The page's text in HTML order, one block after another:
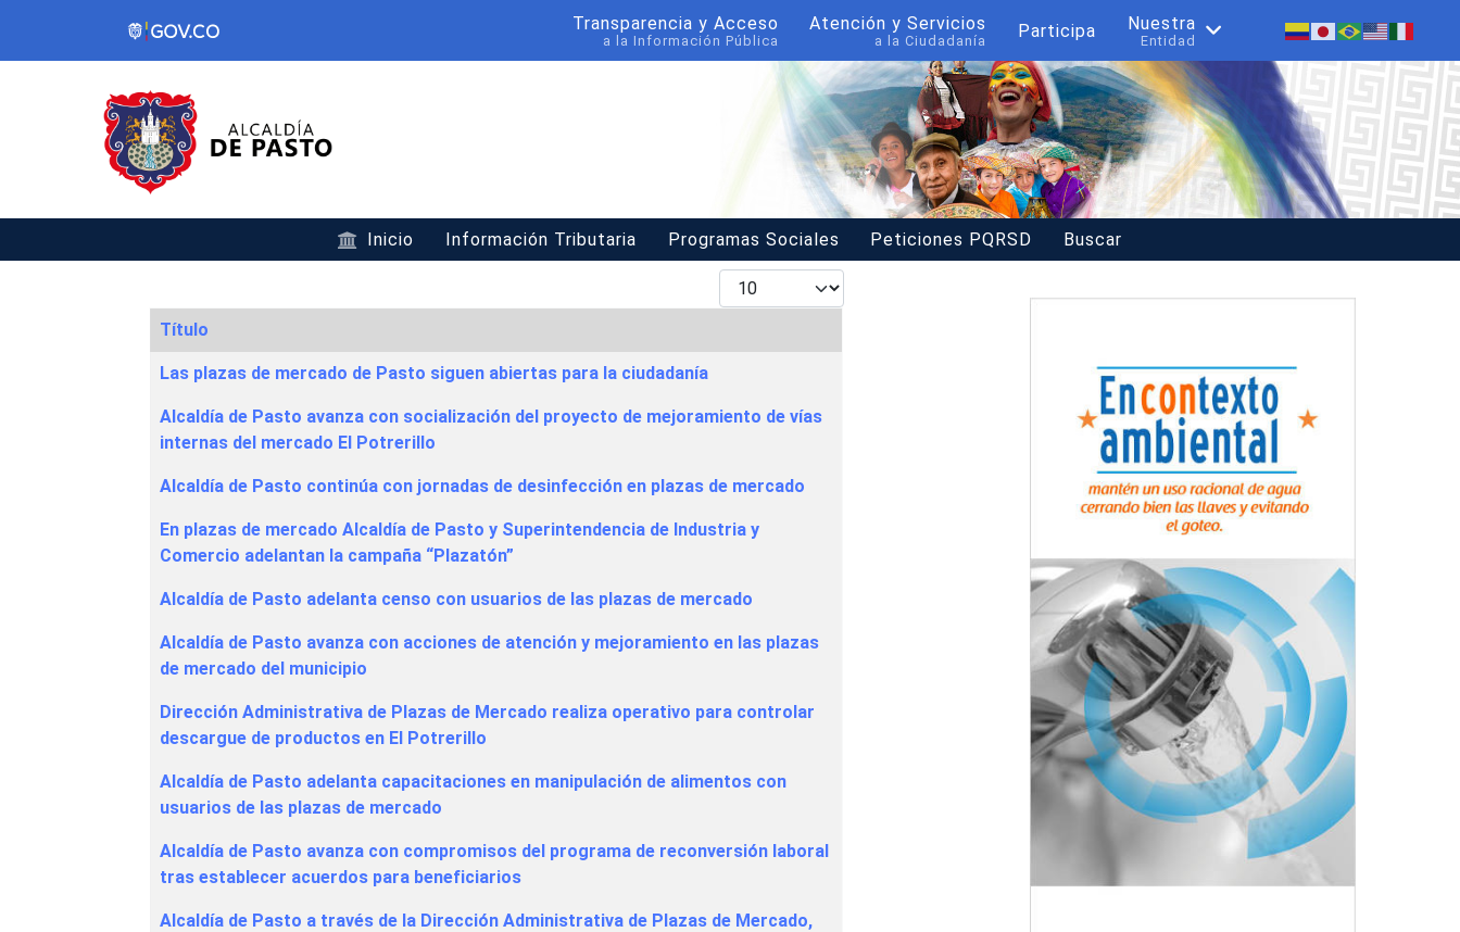
Transparencia y Acceso
a la Información Pública
Atención y Servicios
a la Ciudadanía Participa Nuestra
Entidad
Inicio Información Tributaria Programas Sociales Peticiones PQRSD
Buscar
Mostrar #
Articles
Título
Las plazas de mercado de Pasto siguen abiertas para la ciudadanía
Alcaldía de Pasto avanza con socialización del proyecto de mejoramiento de vías
internas del mercado El Potrerillo
Alcaldía de Pasto continúa con jornadas de desinfección en plazas de mercado
En plazas de mercado Alcaldía de Pasto y Superintendencia de Industria y
Comercio adelantan la campaña “Plazatón”
Alcaldía de Pasto adelanta censo con usuarios de las plazas de mercado
Alcaldía de Pasto avanza con acciones de atención y mejoramiento en las plazas
de mercado del municipio
Dirección Administrativa de Plazas de Mercado realiza operativo para controlar
descargue de productos en El Potrerillo
Alcaldía de Pasto adelanta capacitaciones en manipulación de alimentos con
usuarios de las plazas de mercado
Alcaldía de Pasto avanza con compromisos del programa de reconversión laboral
tras establecer acuerdos para beneficiarios
Alcaldía de Pasto a través de la Dirección Administrativa de Plazas de Mercado,